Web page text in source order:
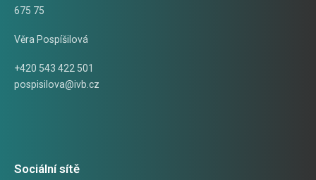
675 75
Věra Pospíšilová
+420 543 422 501
pospisilova@ivb.cz
Sociální sítě